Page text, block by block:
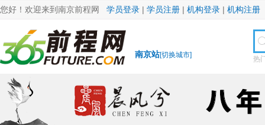
您好！欢迎来到南京前程网 学员登录 | 学员注册 | 机构登录 | 机构注册
南京站[切换城市] 热